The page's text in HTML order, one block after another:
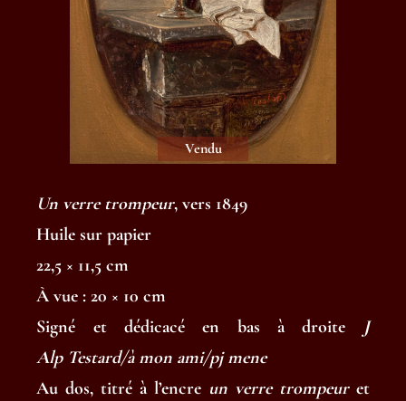
Vendu
Un verre trompeur, vers 1849
Huile sur papier
22,5 × 11,5 cm
À vue : 20 × 10 cm
Signé et dédicacé en bas à droite J
Alp Testard/à mon ami/pj mene
Au dos, titré à l’encre un verre trompeur et